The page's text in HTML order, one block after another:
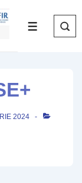
MENIU
2024